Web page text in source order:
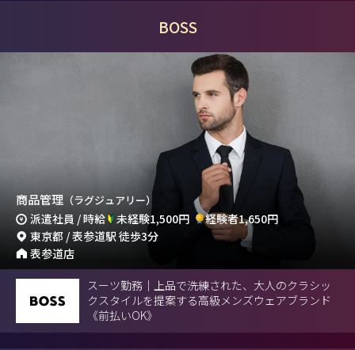
BOSS
商品管理 （ラグジュアリー）
派遣社員 / 時給 未経験1,500円
経験者1,650円
東京都 / 表参道駅 徒歩3分
表参道店
スーツ勤務｜上品で洗練された、大人のクラシッ
クスタイルを提案する高級メンズウェアブランド
《前払いOK》